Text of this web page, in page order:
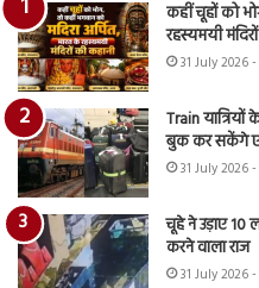
कहीं चूहों को
रहस्यमयी
31 July 2026
Train
बुक कर सकेंगे
31 July 2026
चूहे ने उड़ाए 10
करने वाला राज
31 July 2026